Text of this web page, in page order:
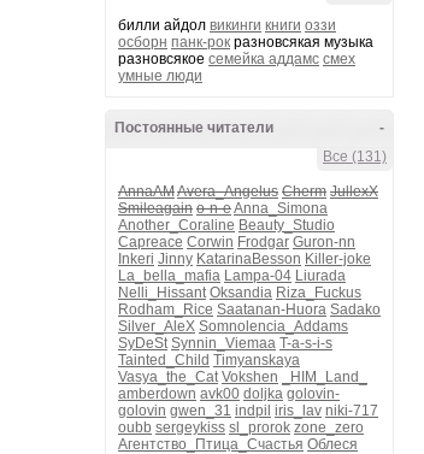
билли айдол викинги книги оззи
осборн панк-рок разновсякая музыка
разновсякое семейка аддамс смех
умные люди
-
Постоянные читатели
Все (131)
AnnaAMAvera_Angelus Cherm JullexX
Smileagain o-n-eAnna_Simona
Another_Coraline Beauty_Studio
Capreace Corwin Frodgar Guron-nn
Inkeri Jinny KatarinaBesson Killer-joke
La_bella_mafia Lampa-04 Liurada
Nelli_Hissant Oksandia Riza_Fuckus
Rodham_Rice Saatanan-Huora Sadako
Silver_AleX Somnolencia_Addams
SyDeSt Synnin_Viemaa T-a-s-i-s
Tainted_Child Timyanskaya
Vasya_the_Cat Vokshen
_HIM_Land_
amberdown avk00 doljka golovin-
golovin gwen_31 indpil iris_lav niki-717
oubb sergeykiss sl_prorok zone_zero
Агентство_Птица_Счастья Облеся